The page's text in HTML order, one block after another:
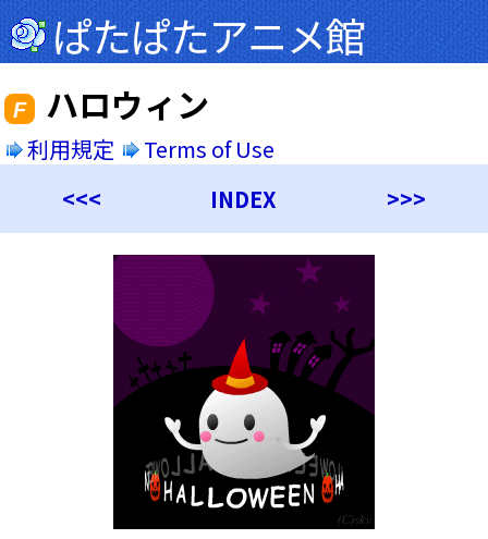
ぱたぱたアニメ館
F ハロウィン
利用規定
Terms of Use
<<<
INDEX >>>